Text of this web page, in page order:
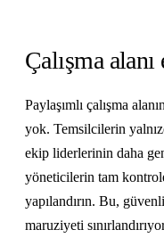
Çalışma
Paylaşımlı çalışma
yok. Temsilcilerin
ekip liderlerinin daha
yöneticilerin tam
yapılandırın. Bu,
maruziyeti